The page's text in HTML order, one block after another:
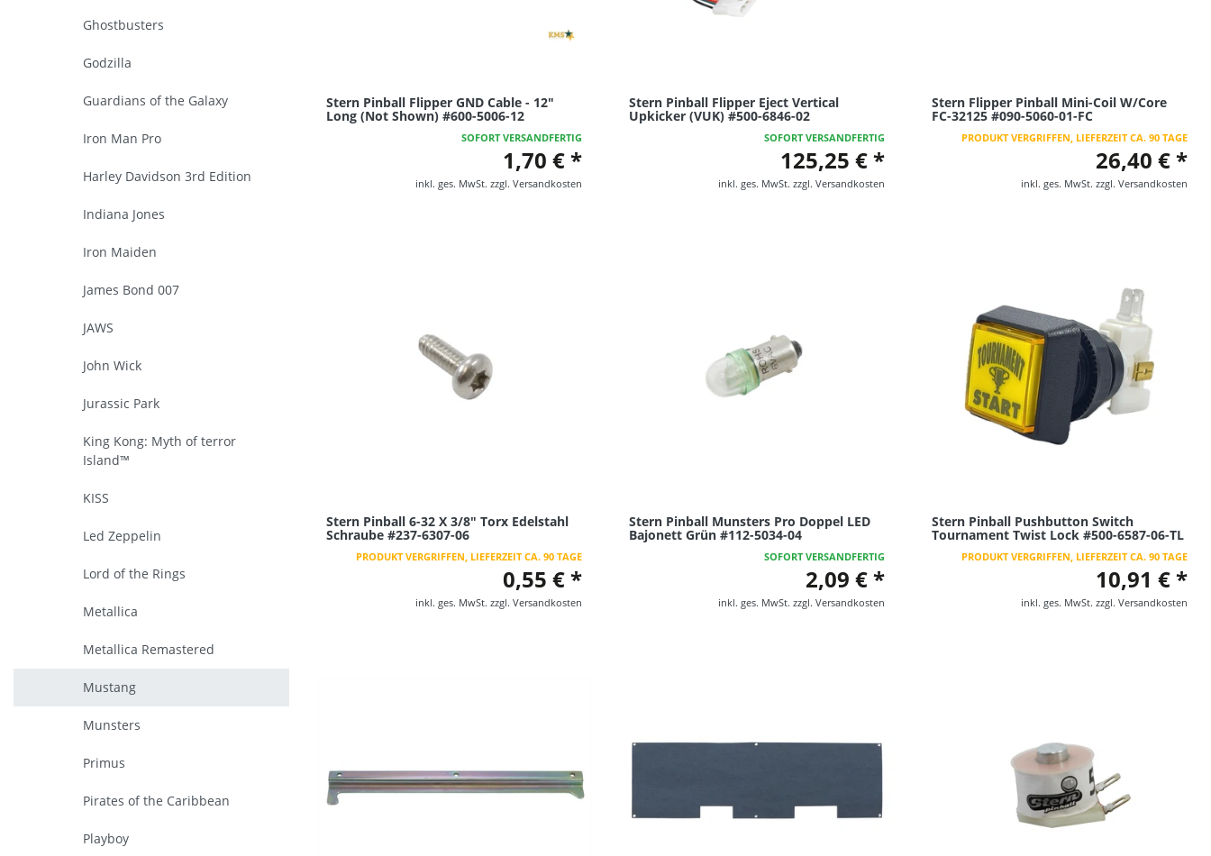
Ghostbusters
Godzilla
Guardians of the Galaxy
Iron Man Pro
Harley Davidson 3rd Edition
Indiana Jones
Iron Maiden
James Bond 007
JAWS
John Wick
Jurassic Park
King Kong: Myth of terror
Island™
KISS
Led Zeppelin
Lord of the Rings
Metallica
Metallica Remastered
Mustang
Munsters
Primus
Pirates of the Caribbean
Playboy
Stern Pinball Flipper GND Cable - 12"
Long (Not Shown) #600-5006-12
SOFORT VERSANDFERTIG
1,70 € *
inkl. ges. MwSt. zzgl. Versandkosten
Stern Pinball Flipper Eject Vertical
Upkicker (VUK) #500-6846-02
SOFORT VERSANDFERTIG
125,25 € *
inkl. ges. MwSt. zzgl. Versandkosten
Stern Flipper Pinball Mini-Coil W/Core
FC-32125 #090-5060-01-FC
PRODUKT VERGRIFFEN, LIEFERZEIT CA. 90 TAGE
26,40 € *
inkl. ges. MwSt. zzgl. Versandkosten
Stern Pinball 6-32 X 3/8" Torx Edelstahl
Schraube #237-6307-06
PRODUKT VERGRIFFEN, LIEFERZEIT CA. 90 TAGE
0,55 € *
inkl. ges. MwSt. zzgl. Versandkosten
Stern Pinball Munsters Pro Doppel LED
Bajonett Grün #112-5034-04
SOFORT VERSANDFERTIG
2,09 € *
inkl. ges. MwSt. zzgl. Versandkosten
Stern Pinball Pushbutton Switch
Tournament Twist Lock #500-6587-06-TL
PRODUKT VERGRIFFEN, LIEFERZEIT CA. 90 TAGE
10,91 € *
inkl. ges. MwSt. zzgl. Versandkosten